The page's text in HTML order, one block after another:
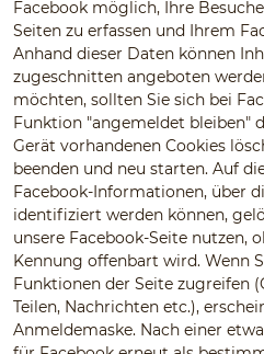
Facebook möglich, Ihre
Seiten zu erfassen und Ihrem
Anhand dieser Daten können
zugeschnitten angeboten
möchten, sollten Sie sich bei
Funktion "angemeldet bleiben"
Gerät vorhandenen Cookies
beenden und neu starten. Auf
Facebook-Informationen, über
identifiziert werden können,
unsere Facebook-Seite nutzen,
Kennung offenbart wird. Wenn
Funktionen der Seite zugreifen
Teilen, Nachrichten etc.),
Anmeldemaske. Nach einer